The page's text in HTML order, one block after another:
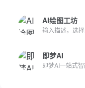
AI绘图工坊
即梦AI